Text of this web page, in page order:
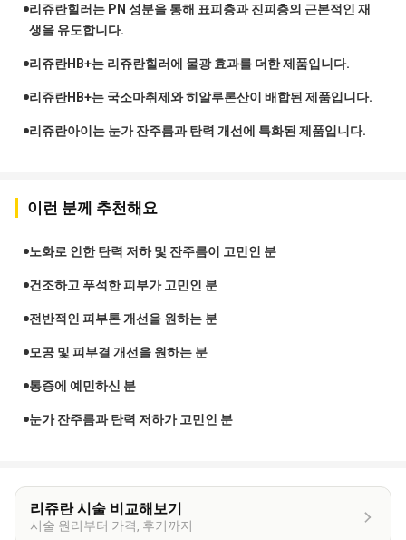
리쥬란힐러는 PN 성분을 통해 표피층과 진피층의 근본적인 재
생을 유도합니다.
리쥬란HB+는 리쥬란힐러에 물광 효과를 더한 제품입니다.
리쥬란HB+는 국소마취제와 히알루론산이 배합된 제품입니다.
리쥬란아이는 눈가 잔주름과 탄력 개선에 특화된 제품입니다.
이런 분께 추천해요
노화로 인한 탄력 저하 및 잔주름이 고민인 분
건조하고 푸석한 피부가 고민인 분
전반적인 피부톤 개선을 원하는 분
모공 및 피부결 개선을 원하는 분
통증에 예민하신 분
눈가 잔주름과 탄력 저하가 고민인 분
리쥬란 시술 비교해보기
시술 원리부터 가격, 후기까지